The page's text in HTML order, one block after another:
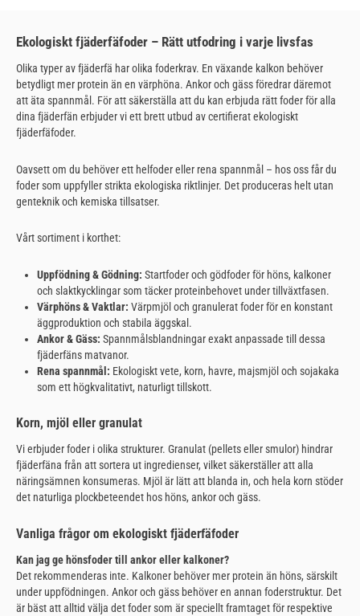
Ekologiskt fjäderfäfoder – Rätt utfodring i varje livsfas
Olika typer av fjäderfä har olika foderkrav. En växande kalkon behöver
betydligt mer protein än en värphöna. Ankor och gäss föredrar däremot
att äta spannmål. För att säkerställa att du kan erbjuda rätt foder för alla
dina fjäderfän erbjuder vi ett brett utbud av certifierat ekologiskt
fjäderfäfoder.
Oavsett om du behöver ett helfoder eller rena spannmål – hos oss får du
foder som uppfyller strikta ekologiska riktlinjer. Det produceras helt utan
genteknik och kemiska tillsatser.
Vårt sortiment i korthet:
Uppfödning & Gödning: Startfoder och gödfoder för höns, kalkoner
och slaktkycklingar som täcker proteinbehovet under tillväxtfasen.
Värphöns & Vaktlar: Värpmjöl och granulerat foder för en konstant
äggproduktion och stabila äggskal.
Ankor & Gäss: Spannmålsblandningar exakt anpassade till dessa
fjäderfäns matvanor.
Rena spannmål: Ekologiskt vete, korn, havre, majsmjöl och sojakaka
som ett högkvalitativt, naturligt tillskott.
Korn, mjöl eller granulat
Vi erbjuder foder i olika strukturer. Granulat (pellets eller smulor) hindrar
fjäderfäna från att sortera ut ingredienser, vilket säkerställer att alla
näringsämnen konsumeras. Mjöl är lätt att blanda in, och hela korn stöder
det naturliga plockbeteendet hos höns, ankor och gäss.
Vanliga frågor om ekologiskt fjäderfäfoder
Kan jag ge hönsfoder till ankor eller kalkoner?
Det rekommenderas inte. Kalkoner behöver mer protein än höns, särskilt
under uppfödningen. Ankor och gäss behöver en annan foderstruktur. Det
är bäst att alltid välja det foder som är speciellt framtaget för respektive